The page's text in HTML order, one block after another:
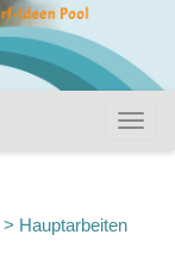
> Hauptarbeiten